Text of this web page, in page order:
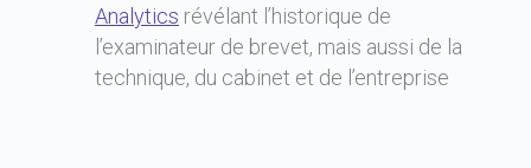
Analytics révélant l’historique de
l’examinateur de brevet, mais aussi de la
technique, du cabinet et de l’entreprise